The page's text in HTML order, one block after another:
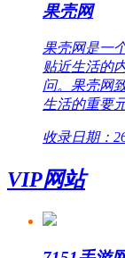
果壳网
果壳网是一
贴近生活的
问。果壳网
生活的重要
收录日期：
VIP网站